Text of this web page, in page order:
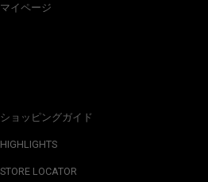
マイページ
ショッピングガイド
HIGHLIGHTS
STORE LOCATOR